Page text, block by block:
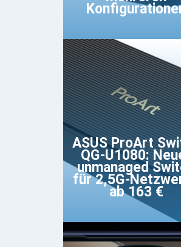
ASUS ProArt
QG-U1080:
unmanaged
für 2,5G-
ab 163 €